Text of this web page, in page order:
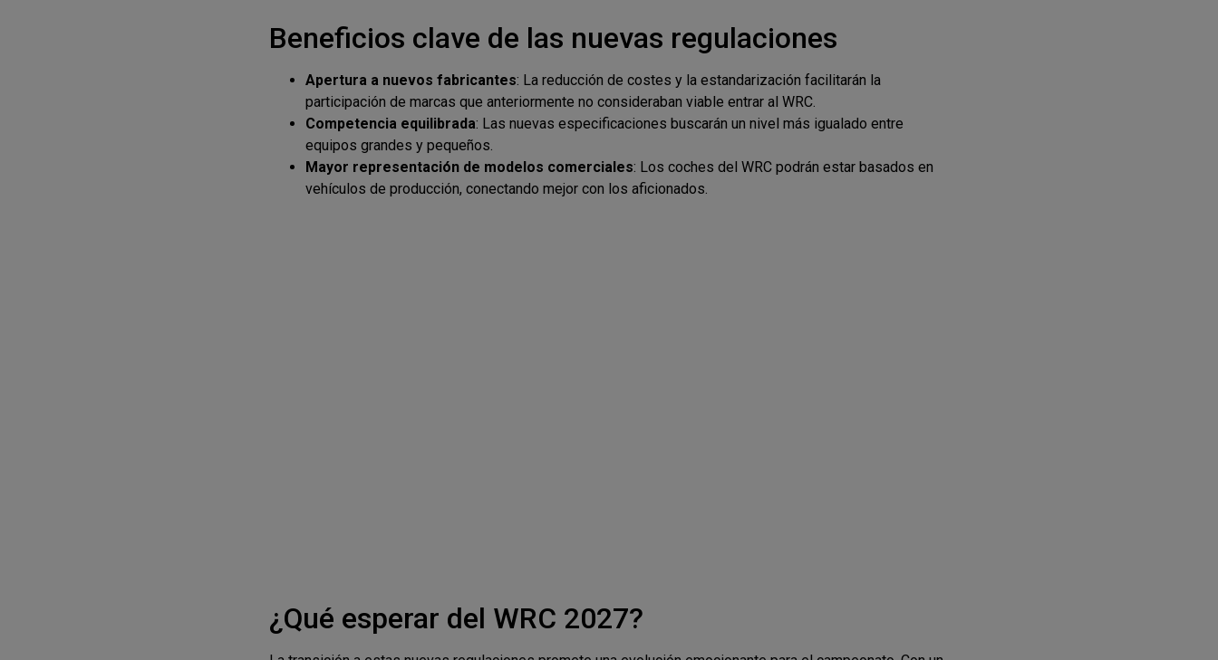
Beneficios clave de las nuevas regulaciones
Apertura a nuevos fabricantes: La reducción de costes y la estandarización facilitarán la
participación de marcas que anteriormente no consideraban viable entrar al WRC.
Competencia equilibrada: Las nuevas especificaciones buscarán un nivel más igualado entre
equipos grandes y pequeños.
Mayor representación de modelos comerciales: Los coches del WRC podrán estar basados en
vehículos de producción, conectando mejor con los aficionados.
¿Qué esperar del WRC 2027?